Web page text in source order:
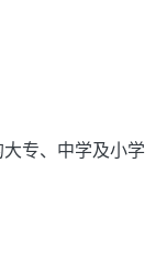
专、中学及小学